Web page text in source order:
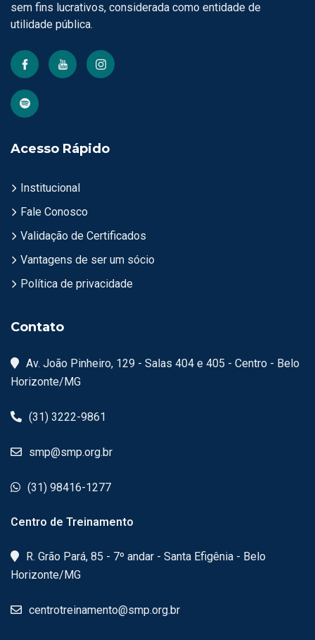
sem fins lucrativos, considerada como entidade de
utilidade pública.
Acesso Rápido
Institucional
Fale Conosco
Validação de Certificados
Vantagens de ser um sócio
Política de privacidade
Contato
Av. João Pinheiro, 129 - Salas 404 e 405 - Centro - Belo
Horizonte/MG
(31) 3222-9861
smp@smp.org.br
(31) 98416-1277
Centro de Treinamento
R. Grão Pará, 85 - 7º andar - Santa Efigênia - Belo
Horizonte/MG
centrotreinamento@smp.org.br